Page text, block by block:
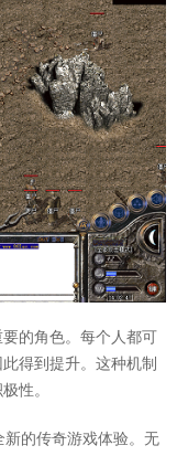
的角色。每个人都可
得到提升。这种机制
性。
新的传奇游戏体验。无